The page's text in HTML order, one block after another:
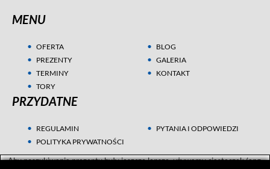
MENU
OFERTA
PREZENTY
TERMINY
TORY
BLOG
GALERIA
KONTAKT
PRZYDATNE
REGULAMIN
POLITYKA PRYWATNOŚCI
PYTANIA I ODPOWIEDZI
Aby poszukiwania prezentu były jeszcze lepsze, używamy ciasteczek (ang.